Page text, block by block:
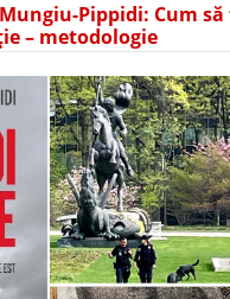
Pippidi: Cum
– metodologie